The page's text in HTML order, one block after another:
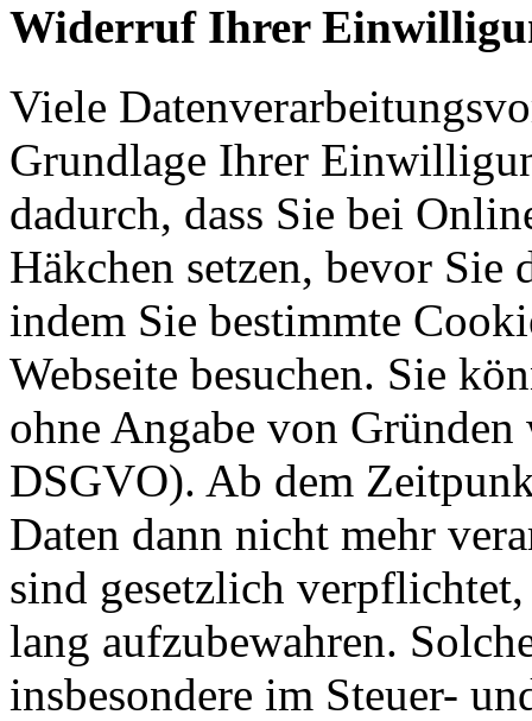
Widerruf Ihrer
Viele
Grundlage Ihrer
dadurch, dass Sie bei
Häkchen setzen, bevor Sie
indem Sie bestimmte
Webseite besuchen. Sie
ohne Angabe von
DSGVO). Ab dem
Daten dann nicht mehr
sind gesetzlich
lang aufzubewahren.
insbesondere im Steuer-